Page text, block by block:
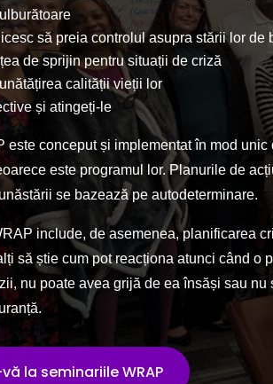
să preia controlul asupra stării lor de
de sprijin pentru situații de criză
calității vieții lor
și atingeți-le
este conceput și implementat în mod unic
este programul lor. Planurile de
se bazează pe autodeterminare.
include, de asemenea, planificarea
să știe cum pot reacționa atunci când o
nu poate avea grijă de ea însăși sau nu
la seminariile WRAP